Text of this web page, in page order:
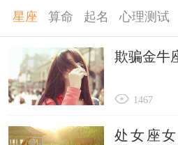
星座 算命 起名 心理测试
欺骗金牛
1467
处女座